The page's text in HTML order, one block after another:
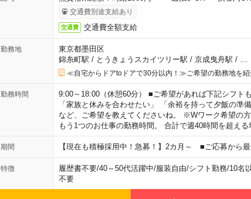
交通費別途支給あり
交通費 交通費全額支給
勤務地
東京都墨田区
錦糸町駅 / とうきょうスカイツリー駅 / 京成曳舟駅 /
≪自宅からドアtoドアで30分以内！≫ご希望の勤務地を紹
勤務時間
9:00～18:00（休憩60分） ■ご希望があれば下記シフト
「家族と休みを合わせたい」 「余裕を持って夕飯の準
など、ご希望を教えてくださいね。 ※Wワーク希望の
もう1つのお仕事の勤務時間。 合計で週40時間を超える
期間 【現在も積極採用中！急募！】2カ月～ ■ご応募から
特徴 履歴書不要/40～50代活躍中/服装自由/シフト勤務/10名
不要